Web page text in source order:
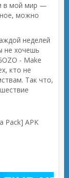
в мой мир —
можно
неделей
не хочешь
- Make
кто не
Так что,
Pack] APK